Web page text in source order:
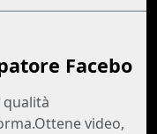
Facebo
video,